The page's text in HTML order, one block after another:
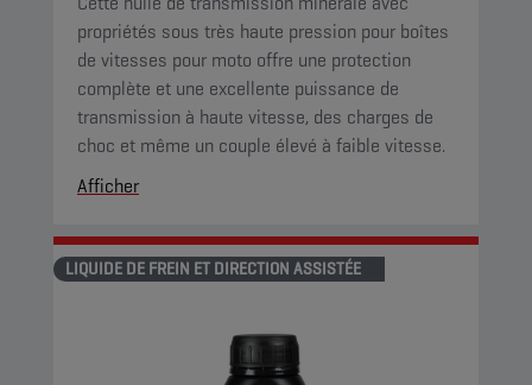
propriétés sous très haute pression pour boîtes
de vitesses pour moto offre une protection
complète et une excellente puissance de
transmission à haute vitesse, des charges de
choc et même un couple élevé à faible vitesse.
Afficher
LIQUIDE DE FREIN ET DIRECTION ASSISTÉE